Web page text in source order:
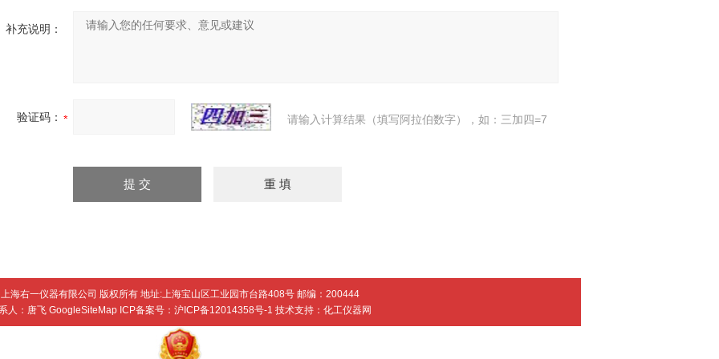
补充说明：
验证码： 请输入计算结果（填写阿拉伯数字），如：三加四=7
上海右一仪器有限公司 版权所有 地址:上海宝山区工业园市台路408号 邮编：200444
人：唐飞 GoogleSiteMapICP备案号： 沪ICP备12014358号-1 技术支持： 化工仪器网